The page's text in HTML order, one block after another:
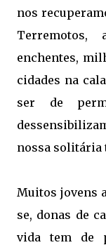
nos
Terremotos,
enchentes,
cidades na
ser de
nossa solitária
Muitos jovens
se, donas de
vida tem de